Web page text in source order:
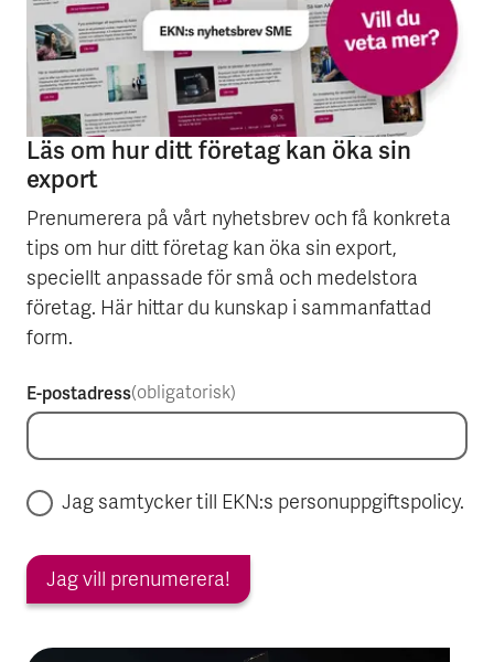
Läs om hur ditt företag kan öka sin
export
Prenumerera på vårt nyhetsbrev och få konkreta
tips om hur ditt företag kan öka sin export,
speciellt anpassade för små och medelstora
företag. Här hittar du kunskap i sammanfattad
form.
E-postadress(obligatorisk)
Jag samtycker till EKN:s personuppgiftspolicy.
Jag vill prenumerera!